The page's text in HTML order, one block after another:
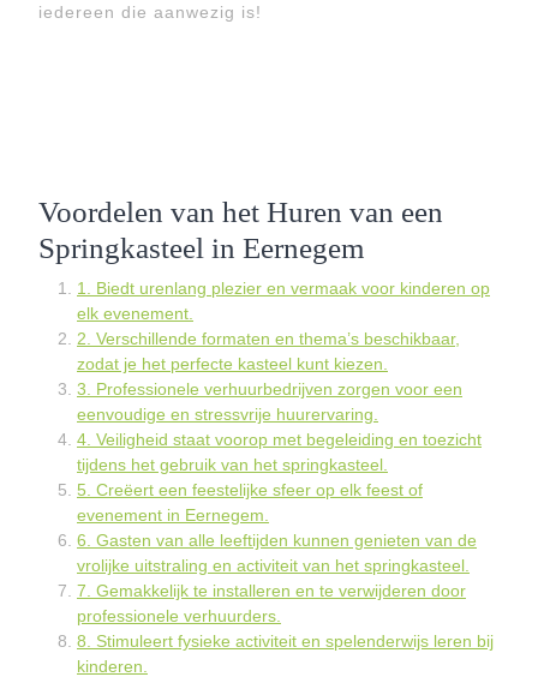
iedereen die aanwezig is!
Voordelen van het Huren van een
Springkasteel in Eernegem
1. Biedt urenlang plezier en vermaak voor kinderen op
elk evenement.
2. Verschillende formaten en thema’s beschikbaar,
zodat je het perfecte kasteel kunt kiezen.
3. Professionele verhuurbedrijven zorgen voor een
eenvoudige en stressvrije huurervaring.
4. Veiligheid staat voorop met begeleiding en toezicht
tijdens het gebruik van het springkasteel.
5. Creëert een feestelijke sfeer op elk feest of
evenement in Eernegem.
6. Gasten van alle leeftijden kunnen genieten van de
vrolijke uitstraling en activiteit van het springkasteel.
7. Gemakkelijk te installeren en te verwijderen door
professionele verhuurders.
8. Stimuleert fysieke activiteit en spelenderwijs leren bij
kinderen.